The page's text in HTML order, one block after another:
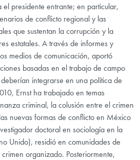
presidente entrante; en particular,
de conflicto regional y las
que sustentan la corrupción y la
estatales. A través de informes y
medios de comunicación, aportó
basadas en el trabajo de campo
integrarse en una política de
Ernst ha trabajado en temas
criminal, la colusión entre el crimen
nuevas formas de conflicto en México
doctoral en sociología en la
Unido), residió en comunidades de
organizado. Posteriormente,